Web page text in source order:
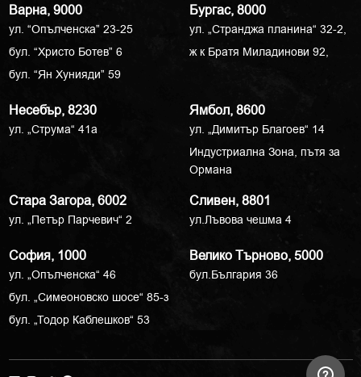
Варна, 9000
ул. “Опълченска” 23-25
бул. “Христо Ботев” 6
бул. “Ян Хунияди” 59
Бургас, 8000
ул. „Странджа планина“ 32-2,
ж к Братя Миладинови 92,
Несебър, 8230
ул. „Струма“ 41a
Ямбол, 8600
ул. „Димитър Благоев“ 14
Индустриална Зона, пътя за
Ормана
Стара Загора, 6002
ул. „Петър Парчевич“ 2
Сливен, 8801
ул.Лъвова чешма 4
София, 1000
ул. „Опълченска“ 46
бул. „Симеоновско шосе“ 85-з
бул. „Тодор Каблешков“ 53
Велико Търново, 5000
бул.България 36